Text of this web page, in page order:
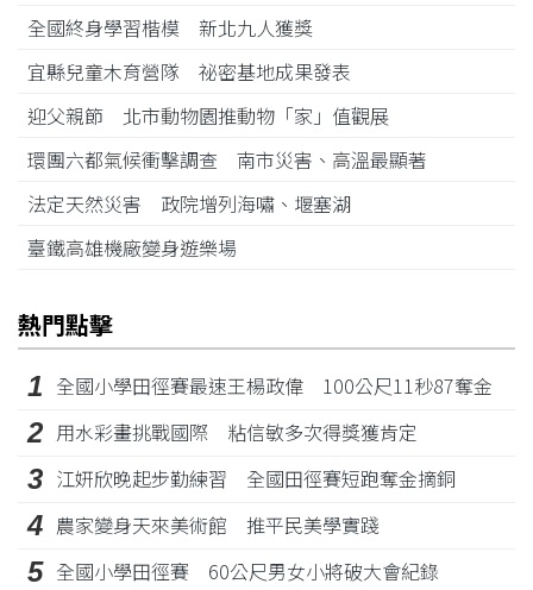
全國終身學習楷模 新北九人獲獎
宜縣兒童木育營隊 祕密基地成果發表
迎父親節 北市動物園推動物「家」值觀展
環團六都氣候衝擊調查 南市災害、高溫最顯著
法定天然災害 政院增列海嘯、堰塞湖
臺鐵高雄機廠變身遊樂場
熱門點擊
1 全國小學田徑賽最速王楊政偉 100公尺11秒87奪金
2 用水彩畫挑戰國際 粘信敏多次得獎獲肯定
3 江姸欣晚起步勤練習 全國田徑賽短跑奪金摘銅
4 農家變身天來美術館 推平民美學實踐
5 全國小學田徑賽 60公尺男女小將破大會紀錄